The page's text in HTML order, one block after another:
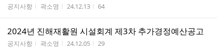
게시판명
공지사항 작성자
곽소영 작성시간
24.12.13 조회수
64
2024년 진해재활원 시설회계 제3차 추가경정예산공고
게시판명
공지사항 작성자
곽소영 작성시간
24.12.05 조회수
29